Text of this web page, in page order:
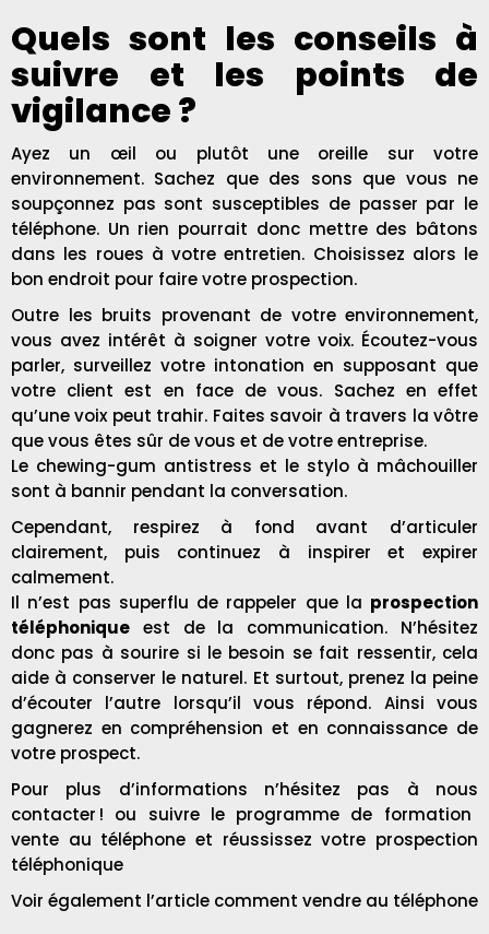
Quels sont les conseils à
suivre et les points de
vigilance ?
Ayez un œil ou plutôt une oreille sur votre
environnement. Sachez que des sons que vous ne
soupçonnez pas sont susceptibles de passer par le
téléphone. Un rien pourrait donc mettre des bâtons
dans les roues à votre entretien. Choisissez alors le
bon endroit pour faire votre prospection.
Outre les bruits provenant de votre environnement,
vous avez intérêt à soigner votre voix. Écoutez-vous
parler, surveillez votre intonation en supposant que
votre client est en face de vous. Sachez en effet
qu’une voix peut trahir. Faites savoir à travers la vôtre
que vous êtes sûr de vous et de votre entreprise.
Le chewing-gum antistress et le stylo à mâchouiller
sont à bannir pendant la conversation.
Cependant, respirez à fond avant d’articuler
clairement, puis continuez à inspirer et expirer
calmement.
Il n’est pas superflu de rappeler que la prospection
téléphonique est de la communication. N’hésitez
donc pas à sourire si le besoin se fait ressentir, cela
aide à conserver le naturel. Et surtout, prenez la peine
d’écouter l’autre lorsqu’il vous répond. Ainsi vous
gagnerez en compréhension et en connaissance de
votre prospect.
Pour plus d’informations n’hésitez pas à nous
contacter ! ou suivre le programme de formation
vente au téléphone et réussissez votre prospection
téléphonique
Voir également l’article comment vendre au téléphone